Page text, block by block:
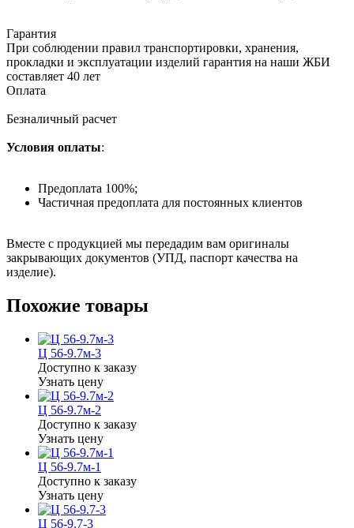
Гарантия
При соблюдении правил транспортировки, хранения,
прокладки и эксплуатации изделий гарантия на наши ЖБИ
составляет 40 лет
Оплата
Безналичный расчет
Условия оплаты:
Предоплата 100%;
Частичная предоплата для постоянных клиентов
Вместе с продукцией мы передадим вам оригиналы
закрывающих документов (УПД, паспорт качества на
изделие).
Похожие товары
Ц 56-9.7м-3
Доступно к заказу
Узнать цену
Ц 56-9.7м-2
Доступно к заказу
Узнать цену
Ц 56-9.7м-1
Доступно к заказу
Узнать цену
Ц 56-9.7-3